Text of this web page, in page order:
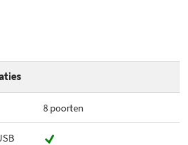
8 poorten